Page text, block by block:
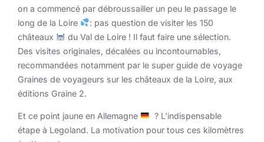
on a commencé par débroussailler un peu le passage le
long de la Loire
: pas question de visiter les 150
châteaux
du Val de Loire ! Il faut faire une sélection.
Des visites originales, décalées ou incontournables,
recommandées notamment par le super guide de voyage
Graines de voyageurs sur les châteaux de la Loire, aux
éditions Graine 2.
Et ce point jaune en Allemagne
? L’indispensable
étape à Legoland. La motivation pour tous ces kilomètres